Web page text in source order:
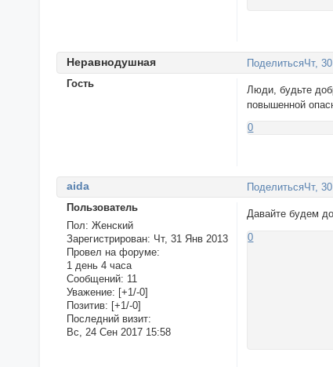
ПоделитьсяЧт,
Неравнодушная
Гость
Люди, будьте
повышенной
0
ПоделитьсяЧт,
aida
Пользователь
Пол: Женский
Зарегистрирован: Чт, 31 Янв 2013
Провел на форуме:
1 день 4 часа
Сообщений: 11
Уважение: [+1/-0]
Позитив: [+1/-0]
Последний визит:
Вс, 24 Сен 2017 15:58
Давайте будем
0